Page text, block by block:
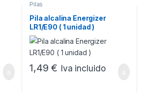
Pilas
Pila alcalina Energizer
LR1/E90 ( 1 unidad )
1,49€ Iva incluido